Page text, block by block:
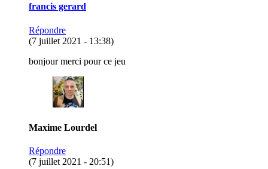
francis gerard
Répondre
(7 juillet 2021 - 13:38)
bonjour merci pour ce jeu
Maxime Lourdel
Répondre
(7 juillet 2021 - 20:51)